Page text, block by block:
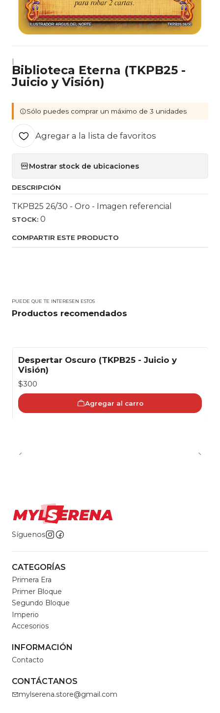
|
Biblioteca Eterna (TKPB25 -
Juicio y Visión)
Sólo puedes comprar un máximo de 3 unidades
Agregar a la lista de favoritos
Mostrar stock de ubicaciones
DESCRIPCIÓN
TKPB25 26/30 - Oro - Imagen referencial
STOCK: 0
COMPARTIR ESTE PRODUCTO
PUEDE QUE TE INTERESEN ESTOS
Productos recomendados
Despertar Oscuro (TKPB25 - Juicio y
Visión)
$300
Agregar al carro
Síguenos
CATEGORÍAS
Primera Era
Primer Bloque
Segundo Bloque
Imperio
Accesorios
INFORMACIÓN
Contacto
CONTÁCTANOS
mylserena.store@gmail.com